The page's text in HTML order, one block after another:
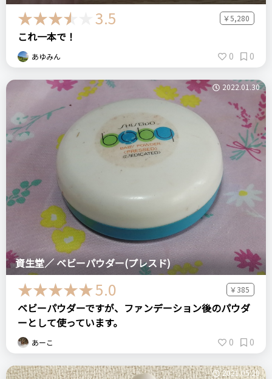
3.5 ￥5,280
これ一本で！
あゆみん 0 0
2022.01.30
資生堂／ ベビーパウダー(プレスド)
5.0 ￥385
ベビーパウダーですが、ファンデーション後のパウダ
ーとして使っています。
あーこ 0 0
2021.05.20